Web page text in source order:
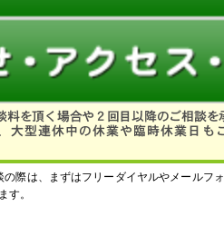
の際は、まずはフリーダイヤルやメールフ
す。